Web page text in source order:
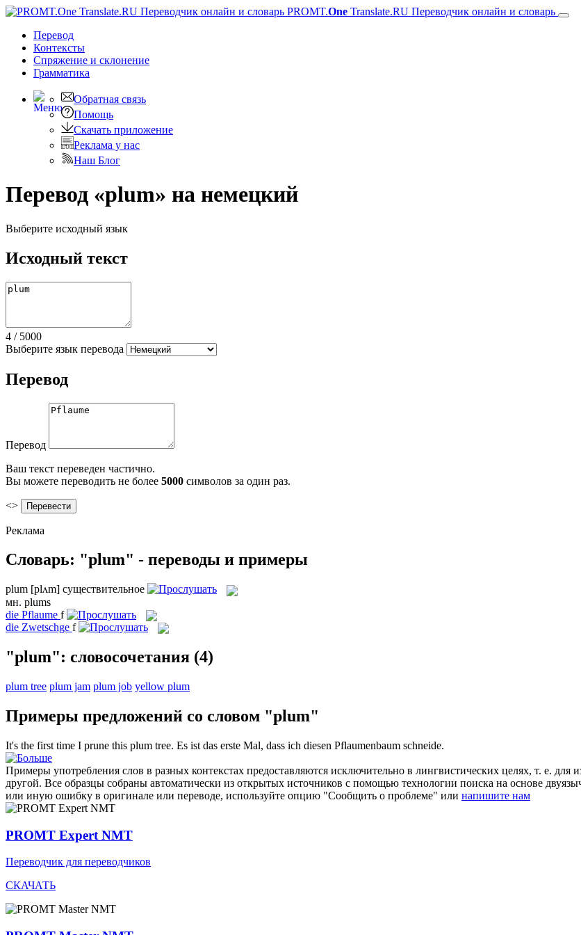
PROMT.One Translate.RU Переводчик онлайн и словарь
Перевод
Контексты
Спряжение и склонение
Грамматика
Обратная связь
Помощь
Скачать приложение
Реклама у нас
Наш Блог
Перевод «plum» на немецкий
Выберите исходный язык
Исходный текст
4 / 5000
Выберите язык перевода
Перевод
Перевод
Ваш текст переведен частично.
Вы можете переводить не более 5000 символов за один раз.
<>
Реклама
Словарь: "plum" - переводы и примеры
plum [plʌm] существительное
мн. plums
die Pflaume f
die Zwetschge f
"plum": словосочетания (4)
plum tree plum jam plum job yellow plum
Примеры предложений со словом "plum"
It's the first time I prune this plum tree. Es ist das erste Mal, dass ich diesen Pflaumenbaum schneide.
Примеры употребления слов в разных контекстах предоставляются исключительно в лингвистических целях, т. е. для
другой. Все образцы собраны автоматически из открытых источников с помощью технологии поиска на основе
или иную ошибку в оригинале или переводе, используйте опцию "Сообщить о проблеме" или напишите нам
PROMT Expert NMT
Переводчик для переводчиков
СКАЧАТЬ